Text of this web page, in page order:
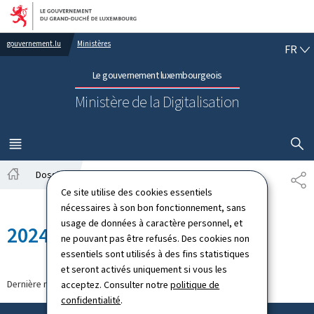
Ce site utilise des cookies essentiels
nécessaires à son bon fonctionnement, sans
usage de données à caractère personnel, et
ne pouvant pas être refusés. Des cookies non
essentiels sont utilisés à des fins statistiques
et seront activés uniquement si vous les
acceptez. Consulter notrepolitique de
confidentialité.
Aller au menu principal
Aller au contenu
gouvernement.lu Ministères
Le gouvernement luxembourgeois
Ministère de la Digitalisation
FR
MENU
PRINCIPAL
Dossiers 2024
2024
Dernière modification le09.09.2024